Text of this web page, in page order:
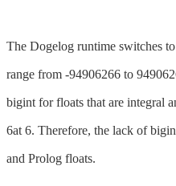
The Dogelog runtime switches
range from -94906266 to
bigint for floats that are integral
6at 6. Therefore, the lack of
and Prolog floats.